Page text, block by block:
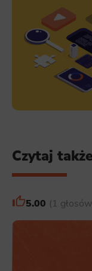
Czytaj także
5.00 1 głosów